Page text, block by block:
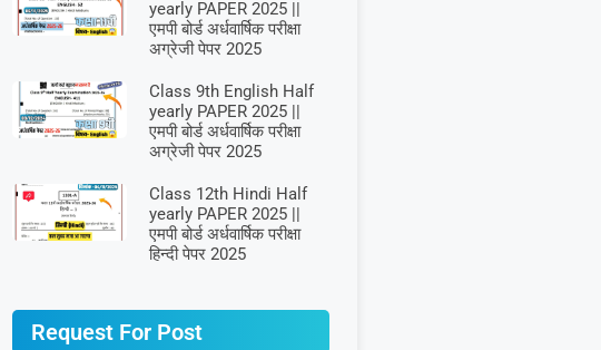
yearly PAPER 2025 ||
एमपी बोर्ड अर्धवार्षिक परीक्षा
अग्रेजी पेपर 2025
Class 9th English Half
yearly PAPER 2025 ||
एमपी बोर्ड अर्धवार्षिक परीक्षा
अग्रेजी पेपर 2025
Class 12th Hindi Half
yearly PAPER 2025 ||
एमपी बोर्ड अर्धवार्षिक परीक्षा
हिन्दी पेपर 2025
Request For Post